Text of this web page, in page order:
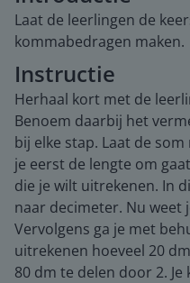
Laat de leerlingen de
kommabedragen maken.
Instructie
Herhaal kort met de
Benoem daarbij het
bij elke stap. Laat de
je eerst de lengte om
die je wilt uitrekenen. In
naar decimeter. Nu weet
Vervolgens ga je met
uitrekenen hoeveel 20
80 dm te delen door 2.